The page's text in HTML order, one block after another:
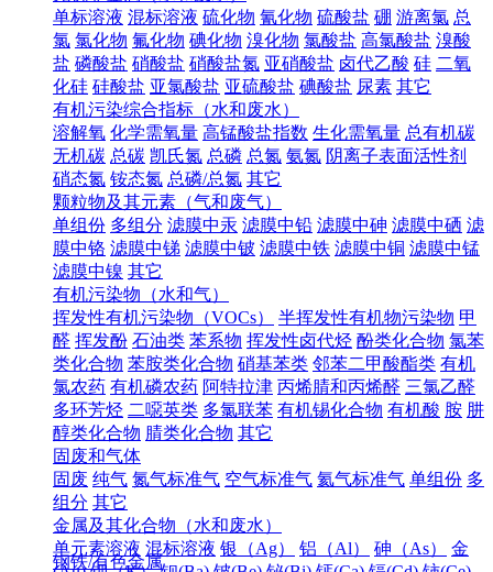
单标溶液 混标溶液 硫化物 氰化物 硫酸盐 硼 游离氯 总
氯 氯化物 氟化物 碘化物 溴化物 氯酸盐 高氯酸盐 溴酸
盐 磷酸盐 硝酸盐 硝酸盐氮 亚硝酸盐 卤代乙酸 硅 二氧
化硅 硅酸盐 亚氯酸盐 亚硫酸盐 碘酸盐 尿素 其它
有机污染综合指标（水和废水）
溶解氧 化学需氧量 高锰酸盐指数 生化需氧量 总有机碳
无机碳 总碳 凯氏氮 总磷 总氮 氨氮 阴离子表面活性剂
硝态氮 铵态氮 总磷/总氮 其它
颗粒物及其元素（气和废气）
单组份 多组分 滤膜中汞 滤膜中铅 滤膜中砷 滤膜中硒 滤
膜中铬 滤膜中锑 滤膜中铍 滤膜中铁 滤膜中铜 滤膜中锰
滤膜中镍 其它
有机污染物（水和气）
挥发性有机污染物（VOCs）
半挥发性有机物污染物 甲
醛 挥发酚 石油类 苯系物 挥发性卤代烃 酚类化合物 氯苯
类化合物 苯胺类化合物 硝基苯类 邻苯二甲酸酯类 有机
氯农药 有机磷农药 阿特拉津 丙烯腈和丙烯醛 三氯乙醛
多环芳烃 二噁英类 多氯联苯 有机锡化合物 有机酸 胺 肼
醇类化合物 腈类化合物 其它
固废和气体
固废 纯气 氮气标准气 空气标准气 氦气标准气 单组份 多
组分 其它
金属及其化合物（水和废水）
单元素溶液 混标溶液 银（Ag） 铝（Al） 砷（As）
金
钢铁/有色金属